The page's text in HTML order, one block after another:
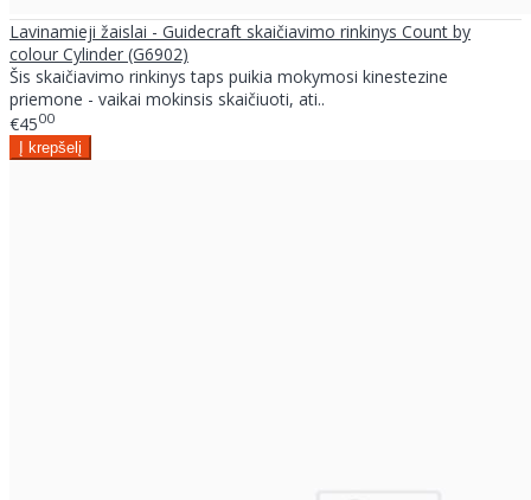
Lavinamieji žaislai - Guidecraft skaičiavimo rinkinys Count by
colour Cylinder (G6902)
Šis skaičiavimo rinkinys taps puikia mokymosi kinestezine
priemone - vaikai mokinsis skaičiuoti, ati..
€4500